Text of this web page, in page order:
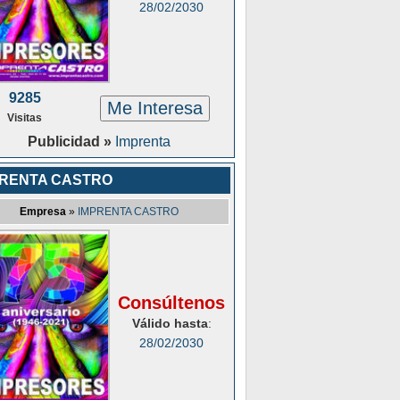
28/02/2030
9285
Visitas Me Interesa
Publicidad » Imprenta
CASTRO
Empresa» IMPRENTA CASTRO
Consúltenos
Válido hasta:
28/02/2030